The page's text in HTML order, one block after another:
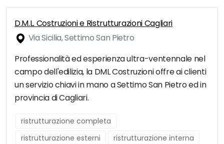
D.M.L. Costruzioni e Ristrutturazioni Cagliari
Via Sicilia, Settimo San Pietro
Professionalità ed esperienza ultra-ventennale nel
campo dell'edilizia, la DML Costruzioni offre ai clienti
un servizio chiavi in mano a Settimo San Pietro ed in
provincia di Cagliari.
ristrutturazione completa
ristrutturazione esterni
ristrutturazione interna